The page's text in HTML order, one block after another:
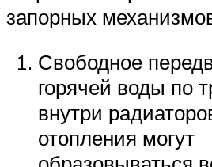
запорных
Свободное
горячей воды по
внутри
отопления могут